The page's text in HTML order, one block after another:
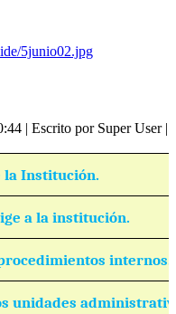
5junio02.jpg
| Escrito por Super User|
la Institución.
a la institución.
internos.
unidades